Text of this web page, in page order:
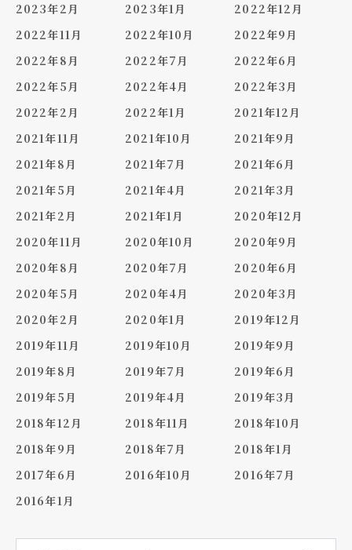
2023年2月
2023年1月
2022年12月
2022年11月
2022年10月
2022年9月
2022年8月
2022年7月
2022年6月
2022年5月
2022年4月
2022年3月
2022年2月
2022年1月
2021年12月
2021年11月
2021年10月
2021年9月
2021年8月
2021年7月
2021年6月
2021年5月
2021年4月
2021年3月
2021年2月
2021年1月
2020年12月
2020年11月
2020年10月
2020年9月
2020年8月
2020年7月
2020年6月
2020年5月
2020年4月
2020年3月
2020年2月
2020年1月
2019年12月
2019年11月
2019年10月
2019年9月
2019年8月
2019年7月
2019年6月
2019年5月
2019年4月
2019年3月
2018年12月
2018年11月
2018年10月
2018年9月
2018年7月
2018年1月
2017年6月
2016年10月
2016年7月
2016年1月